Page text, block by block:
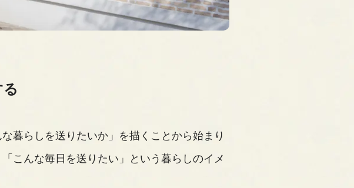
暮らしを送りたいか」を描くことから始まり
こんな毎日を送りたい」という暮らしのイメ